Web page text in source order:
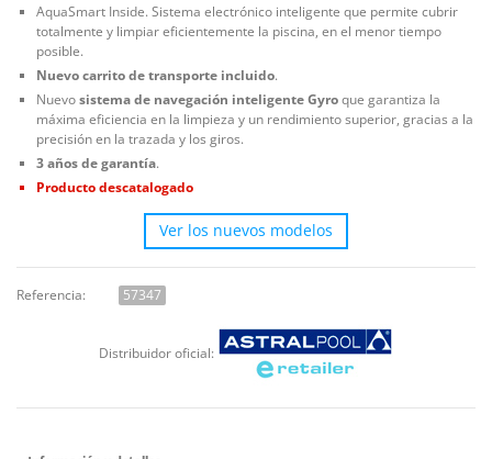
AquaSmart Inside. Sistema electrónico inteligente que permite cubrir
totalmente y limpiar eficientemente la piscina, en el menor tiempo
posible.
Nuevo carrito de transporte incluido.
Nuevosistema de navegación inteligente Gyroque garantiza la
máxima eficiencia en la limpieza y un rendimiento superior, gracias a la
precisión en la trazada y los giros.
3 años de garantía.
Producto descatalogado
Ver los nuevos modelos
Referencia: 57347
Distribuidor oficial: